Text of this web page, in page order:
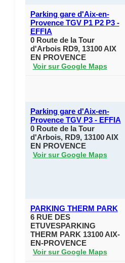
Parking gare d'Aix-en-
Provence TGV P1 P2 P3 -
EFFIA
0 Route de la Tour
d'Arbois RD9, 13100 AIX
EN PROVENCE
Voir sur Google Maps
Parking gare d'Aix-en-
Provence TGV P3 - EFFIA
0 Route de la Tour
d'Arbois, RD9, 13100 AIX
EN PROVENCE
Voir sur Google Maps
PARKING THERM PARK
6 RUE DES
ETUVESPARKING
THERM PARK 13100 AIX-
EN-PROVENCE
Voir sur Google Maps